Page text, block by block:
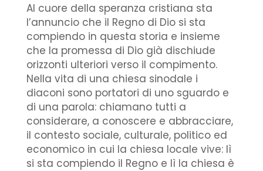
Al cuore della speranza cristiana sta
l’annuncio che il Regno di Dio si sta
compiendo in questa storia e insieme
che la promessa di Dio già dischiude
orizzonti ulteriori verso il compimento.
Nella vita di una chiesa sinodale i
diaconi sono portatori di uno sguardo e
di una parola: chiamano tutti a
considerare, a conoscere e abbracciare,
il contesto sociale, culturale, politico ed
economico in cui la chiesa locale vive: lì
si sta compiendo il Regno e lì la chiesa è